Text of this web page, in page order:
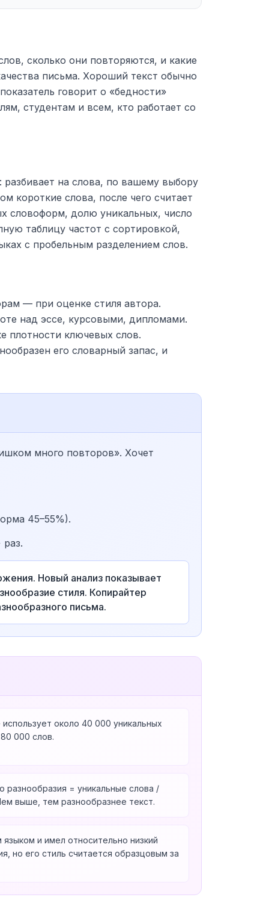
сколько они повторяются, и какие
письма. Хороший текст обычно
говорит о «бедности»
студентам и всем, кто работает со
разбивает на слова, по вашему выбору
короткие слова, после чего считает
словоформ, долю уникальных, число
таблицу частот с сортировкой,
с пробельным разделением слов.
— при оценке стиля автора.
над эссе, курсовыми, дипломами.
плотности ключевых слов.
его словарный запас, и
много повторов». Хочет
45–55%).
Новый анализ показывает
стиля. Копирайтер
письма.
около 40 000 уникальных
000 слов.
разнообразия = уникальные слова /
выше, тем разнообразнее текст.
и имел относительно низкий
но его стиль считается образцовым за